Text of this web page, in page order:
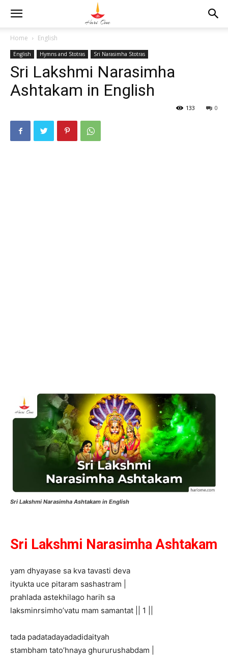
Home English
English Hymns and Stotras Sri Narasimha Stotras
Sri Lakshmi Narasimha
Ashtakam in English
0
133
Sri Lakshmi Narasimha Ashtakam in English
Sri Lakshmi Narasimha Ashtakam
yam dhyayase sa kva tavasti deva
ityukta uce pitaram sashastram |
prahlada astekhilago harih sa
laksminrsimho’vatu mam samantat || 1 ||
tada padatadayadadidaityah
stambham tato’hnaya ghururushabdam |